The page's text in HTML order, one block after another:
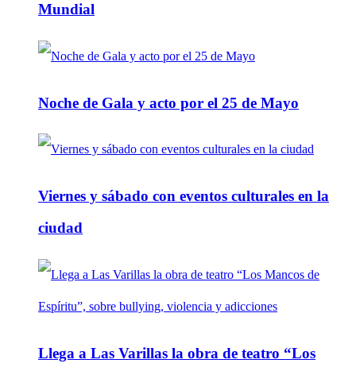
Mundial
Noche de Gala y acto por el 25 de Mayo
Viernes y sábado con eventos culturales en la
ciudad
Llega a Las Varillas la obra de teatro “Los